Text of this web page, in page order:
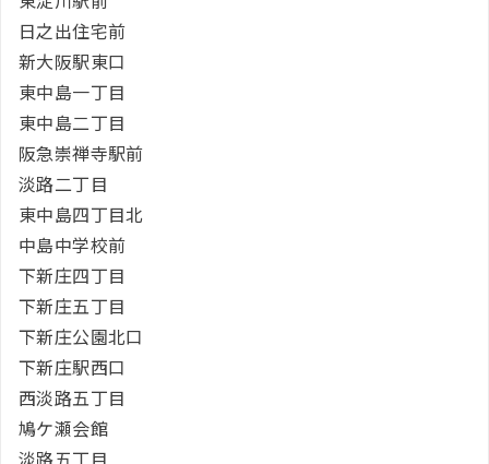
日之出住宅前
新大阪駅東口
東中島一丁目
東中島二丁目
阪急崇禅寺駅前
淡路二丁目
東中島四丁目北
中島中学校前
下新庄四丁目
下新庄五丁目
下新庄公園北口
下新庄駅西口
西淡路五丁目
鳩ケ瀬会館